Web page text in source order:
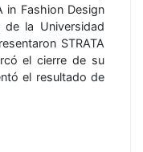
in Fashion Design
la Universidad
STRATA
el cierre de su
el resultado de